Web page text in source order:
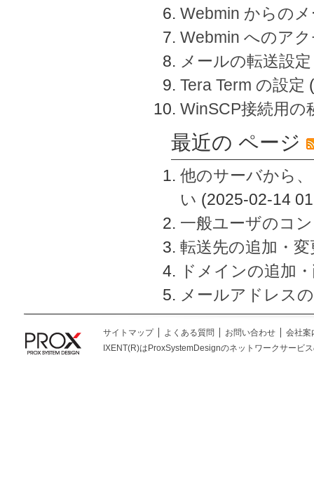
Webmin からの
Webmin へのア
メールの転送設定
Tera Term の設定
WinSCP接続用の
最近の ページ
他のサーバから
い (2025-02-14
一般ユーザのコ
転送先の追加・
ドメインの追加
メールアドレス
サイトマップ よくある質問 お問い合わせ
会社案
IXENT(R)はProxSystemDesignのネットワークサービ